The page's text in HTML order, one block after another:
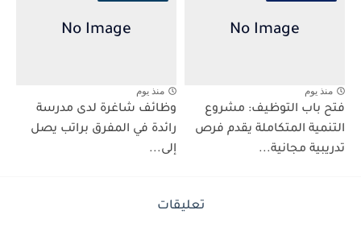
منذ يوم
فتح باب التوظيف: مشروع
التنمية المتكاملة يقدم فرص
تدريبية مجانية...
منذ يوم
وظائف شاغرة لدى مدرسة
رائدة في المفرق براتب يصل
إلى...
تعليقات